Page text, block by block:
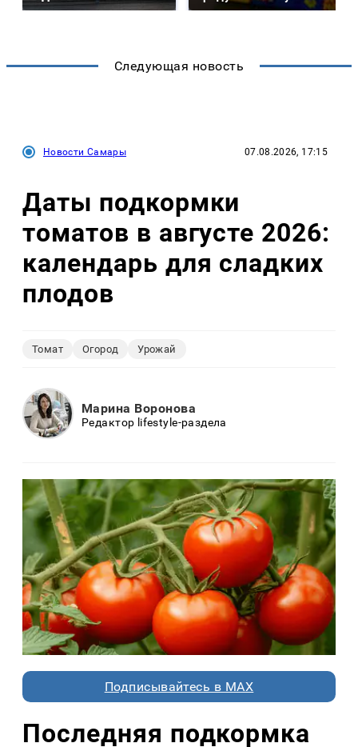
Следующая новость
Новости Самары 07.08.2026, 17:15
Даты подкормки
томатов в августе 2026:
календарь для сладких
плодов
Томат Огород Урожай
Марина Воронова
Редактор lifestyle-раздела
Подписывайтесь в MAX
Последняя подкормка